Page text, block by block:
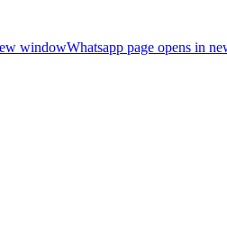
windowWhatsapp page opens in